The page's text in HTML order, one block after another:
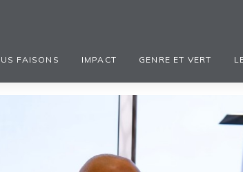
FAISONS IMPACT GENRE ET VERT